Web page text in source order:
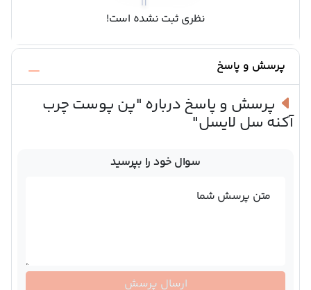
نظری ثبت نشده است!
پرسش و پاسخ
پرسش و پاسخ درباره "پن پوست چرب
آکنه سل لایسل"
سوال خود را بپرسید
متن پرسش شما
ارسال پرسش